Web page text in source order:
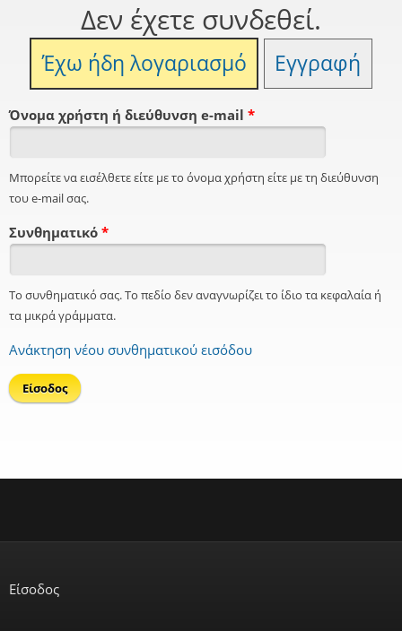
Δεν έχετε συνδεθεί.
Έχω ήδη λογαριασμό Εγγραφή
Όνομα χρήστη ή διεύθυνση e-mail *
Μπορείτε να εισέλθετε είτε με το όνομα χρήστη είτε με τη διεύθυνση
του e-mail σας.
Συνθηματικό *
Το συνθηματικό σας. Το πεδίο δεν αναγνωρίζει το ίδιο τα κεφαλαία ή
τα μικρά γράμματα.
Ανάκτηση νέου συνθηματικού εισόδου
Είσοδος